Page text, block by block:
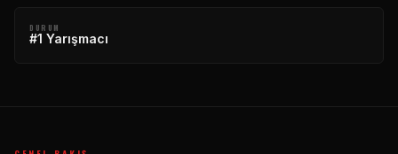
DURUM
#1 Yarışmacı